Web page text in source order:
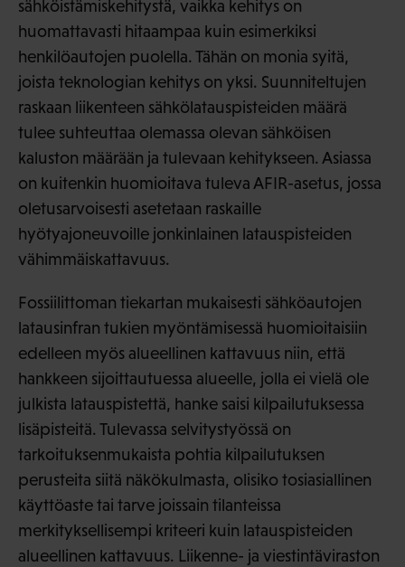
sähköistämiskehitystä, vaikka kehitys on
huomattavasti hitaampaa kuin esimerkiksi
henkilöautojen puolella. Tähän on monia syitä,
joista teknologian kehitys on yksi. Suunniteltujen
raskaan liikenteen sähkölatauspisteiden määrä
tulee suhteuttaa olemassa olevan sähköisen
kaluston määrään ja tulevaan kehitykseen. Asiassa
on kuitenkin huomioitava tuleva AFIR-asetus, jossa
oletusarvoisesti asetetaan raskaille
hyötyajoneuvoille jonkinlainen latauspisteiden
vähimmäiskattavuus.
Fossiilittoman tiekartan mukaisesti sähköautojen
latausinfran tukien myöntämisessä huomioitaisiin
edelleen myös alueellinen kattavuus niin, että
hankkeen sijoittautuessa alueelle, jolla ei vielä ole
julkista latauspistettä, hanke saisi kilpailutuksessa
lisäpisteitä. Tulevassa selvitystyössä on
tarkoituksenmukaista pohtia kilpailutuksen
perusteita siitä näkökulmasta, olisiko tosiasiallinen
käyttöaste tai tarve joissain tilanteissa
merkityksellisempi kriteeri kuin latauspisteiden
alueellinen kattavuus. Liikenne- ja viestintäviraston